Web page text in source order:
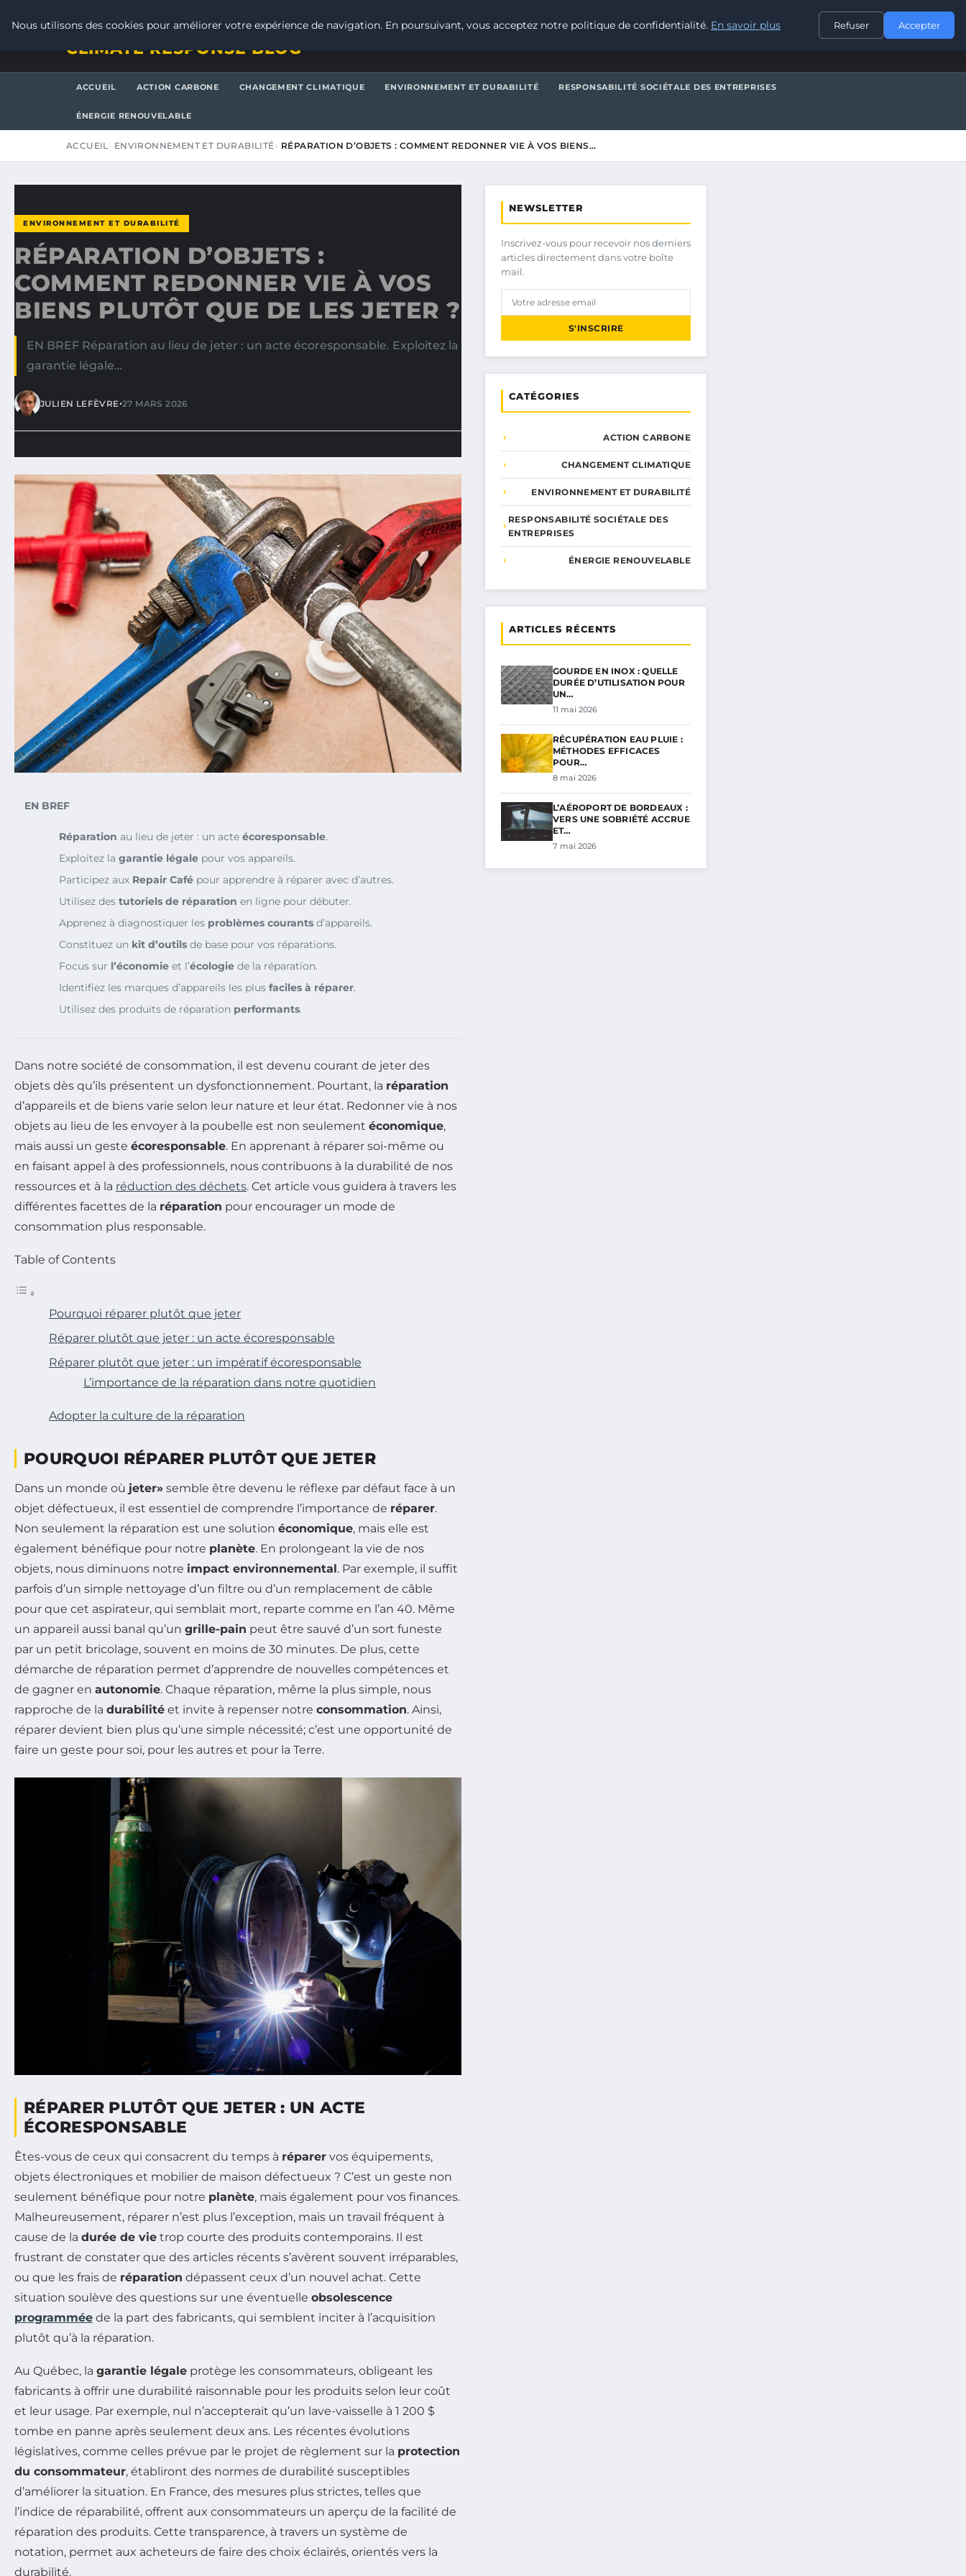
CONTACT
CLIMATE RESPONSE BLOG
ACCUEIL ACTION CARBONE CHANGEMENT CLIMATIQUE ENVIRONNEMENT ET DURABILITÉ RESPONSABILITÉ SOCIÉTALE DES ENTREPRISES
ÉNERGIE RENOUVELABLE
ACCUEIL ENVIRONNEMENT ET DURABILITÉ RÉPARATION D’OBJETS : COMMENT REDONNER VIE À VOS BIENS…
ENVIRONNEMENT ET DURABILITÉ
RÉPARATION D’OBJETS :
COMMENT REDONNER VIE À VOS
BIENS PLUTÔT QUE DE LES JETER ?
EN BREF Réparation au lieu de jeter : un acte écoresponsable. Exploitez la
garantie légale…
JULIEN LEFÈVRE•27 MARS 2026
EN BREF
Réparation au lieu de jeter : un acte écoresponsable.
Exploitez la garantie légale pour vos appareils.
Participez aux Repair Café pour apprendre à réparer avec d’autres.
Utilisez des tutoriels de réparation en ligne pour débuter.
Apprenez à diagnostiquer les problèmes courants d’appareils.
Constituez un kit d’outils de base pour vos réparations.
Focus sur l’économie et l’écologie de la réparation.
Identifiez les marques d’appareils les plus faciles à réparer.
Utilisez des produits de réparation performants.
Dans notre société de consommation, il est devenu courant de jeter des
objets dès qu’ils présentent un dysfonctionnement. Pourtant, la réparation
d’appareils et de biens varie selon leur nature et leur état. Redonner vie à nos
objets au lieu de les envoyer à la poubelle est non seulement économique,
mais aussi un geste écoresponsable. En apprenant à réparer soi-même ou
en faisant appel à des professionnels, nous contribuons à la durabilité de nos
ressources et à la réduction des déchets. Cet article vous guidera à travers les
différentes facettes de la réparation pour encourager un mode de
consommation plus responsable.
Table of Contents
Pourquoi réparer plutôt que jeter
Réparer plutôt que jeter : un acte écoresponsable
Réparer plutôt que jeter : un impératif écoresponsable
L’importance de la réparation dans notre quotidien
Adopter la culture de la réparation
POURQUOI RÉPARER PLUTÔT QUE JETER
Dans un monde où jeter» semble être devenu le réflexe par défaut face à un
objet défectueux, il est essentiel de comprendre l’importance de réparer.
Non seulement la réparation est une solution économique, mais elle est
également bénéfique pour notre planète. En prolongeant la vie de nos
objets, nous diminuons notre impact environnemental. Par exemple, il suffit
parfois d’un simple nettoyage d’un filtre ou d’un remplacement de câble
pour que cet aspirateur, qui semblait mort, reparte comme en l’an 40. Même
un appareil aussi banal qu’un grille-pain peut être sauvé d’un sort funeste
par un petit bricolage, souvent en moins de 30 minutes. De plus, cette
démarche de réparation permet d’apprendre de nouvelles compétences et
de gagner en autonomie. Chaque réparation, même la plus simple, nous
rapproche de la durabilité et invite à repenser notre consommation. Ainsi,
réparer devient bien plus qu’une simple nécessité; c’est une opportunité de
faire un geste pour soi, pour les autres et pour la Terre.
RÉPARER PLUTÔT QUE JETER : UN ACTE
ÉCORESPONSABLE
Êtes-vous de ceux qui consacrent du temps à réparer vos équipements,
objets électroniques et mobilier de maison défectueux ? C’est un geste non
seulement bénéfique pour notre planète, mais également pour vos finances.
Malheureusement, réparer n’est plus l’exception, mais un travail fréquent à
cause de la durée de vie trop courte des produits contemporains. Il est
frustrant de constater que des articles récents s’avèrent souvent irréparables,
ou que les frais de réparation dépassent ceux d’un nouvel achat. Cette
situation soulève des questions sur une éventuelle obsolescence
programmée de la part des fabricants, qui semblent inciter à l’acquisition
plutôt qu’à la réparation.
Au Québec, la garantie légale protège les consommateurs, obligeant les
fabricants à offrir une durabilité raisonnable pour les produits selon leur coût
et leur usage. Par exemple, nul n’accepterait qu’un lave-vaisselle à 1 200 $
tombe en panne après seulement deux ans. Les récentes évolutions
législatives, comme celles prévue par le projet de règlement sur la protection
du consommateur, établiront des normes de durabilité susceptibles
d’améliorer la situation. En France, des mesures plus strictes, telles que
l’indice de réparabilité, offrent aux consommateurs un aperçu de la facilité de
réparation des produits. Cette transparence, à travers un système de
notation, permet aux acheteurs de faire des choix éclairés, orientés vers la
durabilité.
NEWSLETTER
Inscrivez-vous pour recevoir nos derniers
articles directement dans votre boîte
mail.
S'INSCRIRE
CATÉGORIES
ACTION CARBONE
CHANGEMENT CLIMATIQUE
ENVIRONNEMENT ET DURABILITÉ
RESPONSABILITÉ SOCIÉTALE DES
ENTREPRISES
ÉNERGIE RENOUVELABLE
ARTICLES RÉCENTS
GOURDE EN INOX : QUELLE
DURÉE D’UTILISATION POUR
UN…
11 mai 2026
RÉCUPÉRATION EAU PLUIE :
MÉTHODES EFFICACES
POUR…
8 mai 2026
L’AÉROPORT DE BORDEAUX :
VERS UNE SOBRIÉTÉ ACCRUE
ET…
7 mai 2026
Nous utilisons des cookies pour améliorer votre expérience de navigation. En poursuivant, vous acceptez notre politique de confidentialité. En savoir plus Refuser Accepter